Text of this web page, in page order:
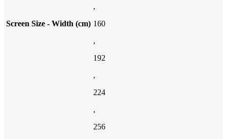
Screen Size - Width (cm)
,
160
,
192
,
224
,
256